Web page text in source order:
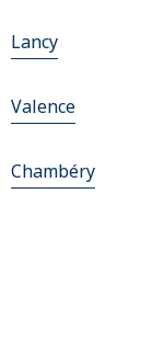
Lancy
Valence
Chambéry